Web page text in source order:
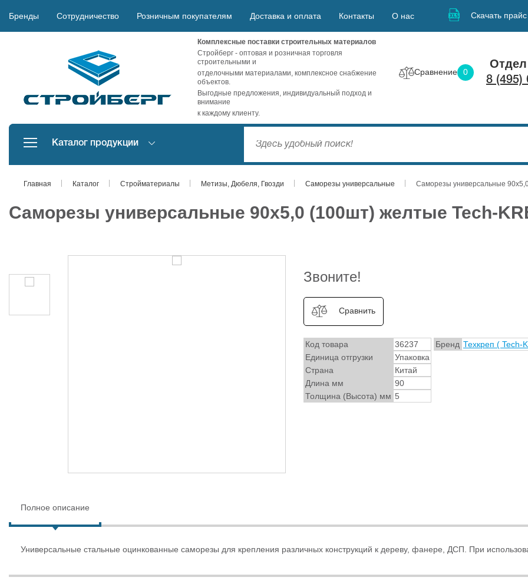
Бренды Сотрудничество Розничным покупателям Доставка и оплата Контакты О нас Скачать прайс
Комплексные поставки строительных материалов
Стройберг - оптовая и розничная торговля
строительными и
отделочными материалами, комплексное снабжение
объектов.
Выгодные предложения, индивидуальный подход и
внимание
к каждому клиенту.
Сравнение 0
Отдел
8 (495)
Каталог продукции
Главная Каталог Стройматериалы Метизы, Дюбеля, Гвозди Саморезы универсальные Саморезы универсальные
Саморезы универсальные 90х5,0 (100шт) желтые Tech-
Звоните!
Сравнить
Код товара 36237 Бренд Техкреп ( Tech-
Единица отгрузки
Упаковка
Страна
Китай
Длина мм
90
Толщина (Высота) мм 5
Полное описание
Универсальные стальные оцинкованные саморезы для крепления различных конструкций к дереву, фанере, ДСП. При